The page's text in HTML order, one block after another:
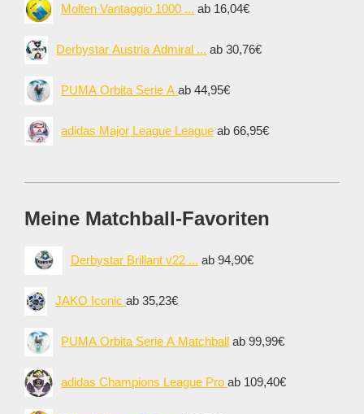
Molten Vantaggio 1000 ... ab 16,04€
Derbystar Austria Admiral ... ab 30,76€
PUMA Orbita Serie A ab 44,95€
adidas Major League League ab 66,95€
Meine Matchball-Favoriten
Derbystar Brillant v22 ... ab 94,90€
JAKO Iconic ab 35,23€
PUMA Orbita Serie A Matchball ab 99,99€
adidas Champions League Pro ab 109,40€